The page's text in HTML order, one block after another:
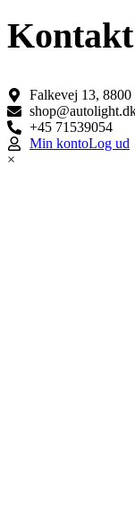
Kontakt
Falkevej 13,
+45 71539054
Min kontoLog ud
×